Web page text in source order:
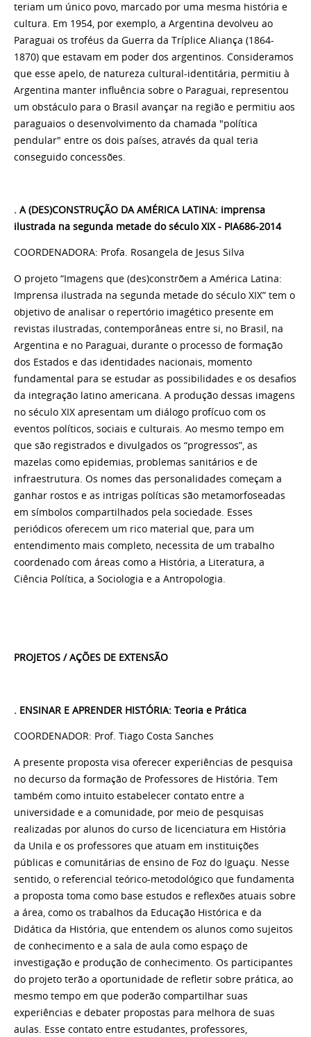
teriam um único povo, marcado por uma mesma história e
cultura. Em 1954, por exemplo, a Argentina devolveu ao
Paraguai os troféus da Guerra da Tríplice Aliança (1864-
1870) que estavam em poder dos argentinos. Consideramos
que esse apelo, de natureza cultural-identitária, permitiu à
Argentina manter influência sobre o Paraguai, representou
um obstáculo para o Brasil avançar na região e permitiu aos
paraguaios o desenvolvimento da chamada "política
pendular" entre os dois países, através da qual teria
conseguido concessões.
. A (DES)CONSTRUÇÃO DA AMÉRICA LATINA: imprensa
ilustrada na segunda metade do século XIX - PIA686-2014
COORDENADORA: Profa. Rosangela de Jesus Silva
O projeto “Imagens que (des)constrõem a América Latina:
Imprensa ilustrada na segunda metade do século XIX” tem o
objetivo de analisar o repertório imagético presente em
revistas ilustradas, contemporâneas entre si, no Brasil, na
Argentina e no Paraguai, durante o processo de formação
dos Estados e das identidades nacionais, momento
fundamental para se estudar as possibilidades e os desafios
da integração latino americana. A produção dessas imagens
no século XIX apresentam um diálogo profícuo com os
eventos políticos, sociais e culturais. Ao mesmo tempo em
que são registrados e divulgados os “progressos”, as
mazelas como epidemias, problemas sanitários e de
infraestrutura. Os nomes das personalidades começam a
ganhar rostos e as intrigas políticas são metamorfoseadas
em símbolos compartilhados pela sociedade. Esses
periódicos oferecem um rico material que, para um
entendimento mais completo, necessita de um trabalho
coordenado com áreas como a História, a Literatura, a
Ciência Política, a Sociologia e a Antropologia.
PROJETOS / AÇÕES DE EXTENSÃO
. ENSINAR E APRENDER HISTÓRIA: Teoria e Prática
COORDENADOR: Prof. Tiago Costa Sanches
A presente proposta visa oferecer experiências de pesquisa
no decurso da formação de Professores de História. Tem
também como intuito estabelecer contato entre a
universidade e a comunidade, por meio de pesquisas
realizadas por alunos do curso de licenciatura em História
da Unila e os professores que atuam em instituições
públicas e comunitárias de ensino de Foz do Iguaçu. Nesse
sentido, o referencial teórico-metodológico que fundamenta
a proposta toma como base estudos e reflexões atuais sobre
a área, como os trabalhos da Educação Histórica e da
Didática da História, que entendem os alunos como sujeitos
de conhecimento e a sala de aula como espaço de
investigação e produção de conhecimento. Os participantes
do projeto terão a oportunidade de refletir sobre prática, ao
mesmo tempo em que poderão compartilhar suas
experiências e debater propostas para melhora de suas
aulas. Esse contato entre estudantes, professores,